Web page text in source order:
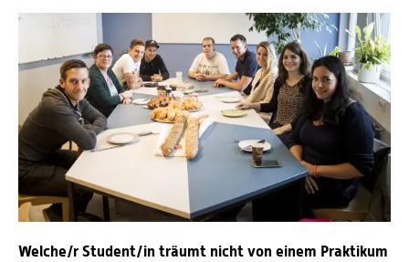
Fuel Cell Centre Rheinland-Pfalz
Nationalparkforschung
P2Broker
Perival
Robotix-Academy
S.U.N.-Projekt
Umweltinformationssysteme
Örtlicher Personalrat
Personensuche
Welche/r Student/in träumt nicht von einem Praktikum